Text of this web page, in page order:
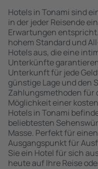
Hotels in Tonami sind
in der jeder Reisende
Erwartungen
hohem Standard und
Hotels aus, die eine
Unterkünfte
Unterkunft für jede
günstige Lage und den
Zahlungsmethoden für
Möglichkeit einer
Hotels in Tonami
beliebtesten
Masse. Perfekt für
Ausgangspunkt für
Sie ein Hotel für sich
heute auf Ihre Reise